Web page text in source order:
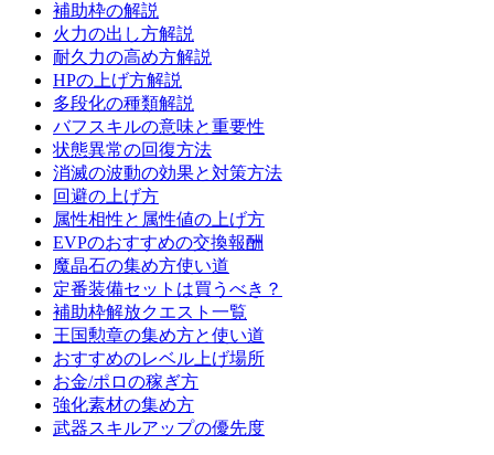
補助枠の解説
火力の出し方解説
耐久力の高め方解説
HPの上げ方解説
多段化の種類解説
バフスキルの意味と重要性
状態異常の回復方法
消滅の波動の効果と対策方法
回避の上げ方
属性相性と属性値の上げ方
EVPのおすすめの交換報酬
魔晶石の集め方使い道
定番装備セットは買うべき？
補助枠解放クエスト一覧
王国勲章の集め方と使い道
おすすめのレベル上げ場所
お金/ポロの稼ぎ方
強化素材の集め方
武器スキルアップの優先度